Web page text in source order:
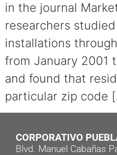
in the journal
researchers
installations
from January 2001
and found that
particular zip code
CORPORATIVO
Blvd. Manuel Cabañas